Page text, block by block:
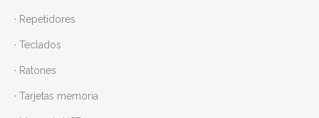
· Repetidores
· Teclados
· Ratones
· Tarjetas memoria